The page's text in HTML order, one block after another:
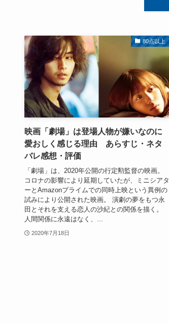
80点以上
映画「劇場」は登場人物が嫌いなのに
愛おしく感じる理由 あらすじ・ネタ
バレ感想・評価
「劇場」は、2020年公開の行定勲監督の映画。
コロナの影響により延期していたが、ミニシアタ
ーとAmazonプライムでの同時上映という異例の
試みにより公開された映画。 演劇の夢をもつ永
田とそれを支える恋人の沙紀との関係を描く。
人間関係に永遠はなく、...
2020年7月18日